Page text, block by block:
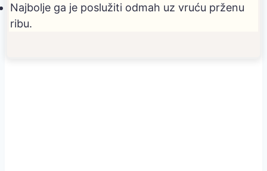
Najbolje ga je poslužiti odmah uz vruću prženu
ribu.